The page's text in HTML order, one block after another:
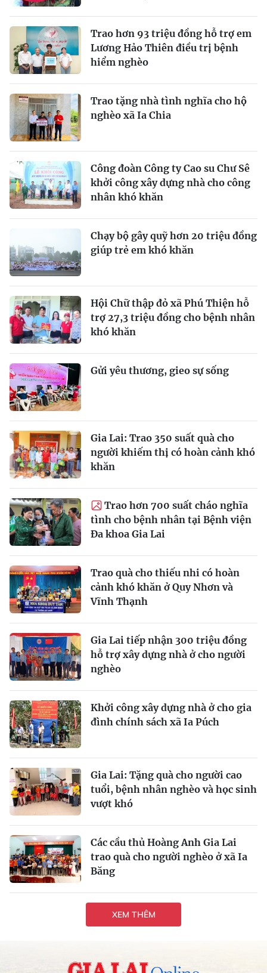
Trao hơn 93 triệu đồng hỗ trợ em
Lương Hảo Thiên điều trị bệnh
hiểm nghèo
Trao tặng nhà tình nghĩa cho hộ
nghèo xã Ia Chia
Công đoàn Công ty Cao su Chư Sê
khởi công xây dựng nhà cho công
nhân khó khăn
Chạy bộ gây quỹ hơn 20 triệu đồng
giúp trẻ em khó khăn
Hội Chữ thập đỏ xã Phú Thiện hỗ
trợ 27,3 triệu đồng cho bệnh nhân
khó khăn
Gửi yêu thương, gieo sự sống
Gia Lai: Trao 350 suất quà cho
người khiếm thị có hoàn cảnh khó
khăn
Trao hơn 700 suất cháo nghĩa
tình cho bệnh nhân tại Bệnh viện
Đa khoa Gia Lai
Trao quà cho thiếu nhi có hoàn
cảnh khó khăn ở Quy Nhơn và
Vĩnh Thạnh
Gia Lai tiếp nhận 300 triệu đồng
hỗ trợ xây dựng nhà ở cho người
nghèo
Khởi công xây dựng nhà ở cho gia
đình chính sách xã Ia Púch
Gia Lai: Tặng quà cho người cao
tuổi, bệnh nhân nghèo và học sinh
vượt khó
Các cầu thủ Hoàng Anh Gia Lai
trao quà cho người nghèo ở xã Ia
Băng
XEM THÊM